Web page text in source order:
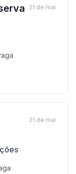
21 de mai
21 de mai